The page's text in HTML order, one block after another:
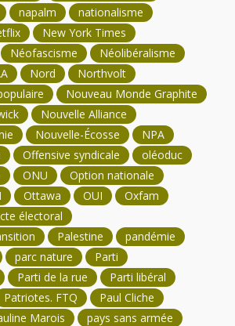
napalm
nationalisme
New York Times
Néofascisme
Néolibéralisme
Nord
Northvolt
Nouveau Monde Graphite
Nouvelle Alliance
Nouvelle-Écosse
NPA
Offensive syndicale
oléoduc
ONU
Option nationale
Ottawa OUI
Oxfam
électoral
Palestine
pandémie
parc nature
Parti
Parti de la rue
Parti libéral
Patriotes. FTQ
Paul Cliche
Marois
pays sans armée